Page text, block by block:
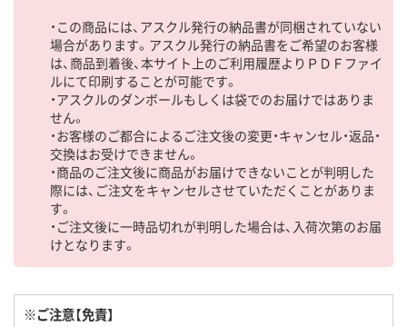
・この商品には、アスクル発行の納品書が同梱されていない
場合があります。アスクル発行の納品書をご希望のお客様
は、商品到着後、本サイト上のご利用履歴よりＰＤＦファイ
ルにて印刷することが可能です。
・アスクルのダンボールもしくは袋でのお届けではありま
せん。
・お客様のご都合によるご注文後の変更・キャンセル・返品・
交換はお受けできません。
・商品のご注文後に商品がお届けできないことが判明した
際には、ご注文をキャンセルさせていただくことがありま
す。
・ご注文後に一時品切れが判明した場合は、入荷次第のお届
けとなります。
※ご注意【免責】